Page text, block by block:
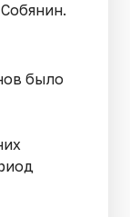
было